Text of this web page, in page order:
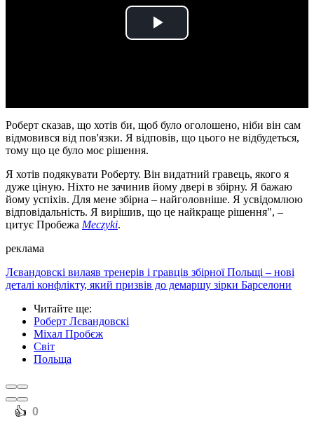
Play
Роберт сказав, що хотів би, щоб було оголошено, ніби він сам
відмовився від пов'язки. Я відповів, що цього не відбудеться,
тому що це було моє рішення.
Я хотів подякувати Роберту. Він видатний гравець, якого я
дуже ціную. Ніхто не зачинив йому двері в збірну. Я бажаю
йому успіхів. Для мене збірна – найголовніше. Я усвідомлюю
відповідальність. Я вирішив, що це найкраще рішення", –
цитує Пробежа Meczyki.
реклама
Лєвандовскі вилаяв тренерів і гравців збірної Польщі – нові
деталі конфлікту, який призвів до демаршу зірки Барселони
Читайте ще:
Роберт Лєвандовскі
Міхал Пробєж
Світ
Польща
️👍 0